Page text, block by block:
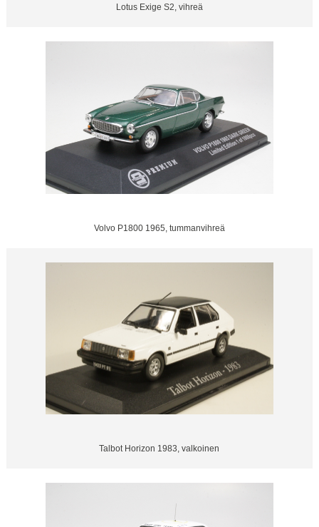
Lotus Exige S2, vihreä
Volvo P1800 1965, tummanvihreä
Talbot Horizon 1983, valkoinen